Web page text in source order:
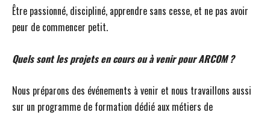
Être passionné, discipliné, apprendre sans cesse, et ne pas avoir
peur de commencer petit.
Quels sont les projets en cours ou à venir pour ARCOM ?
Nous préparons des événements à venir et nous travaillons aussi
sur un programme de formation dédié aux métiers de